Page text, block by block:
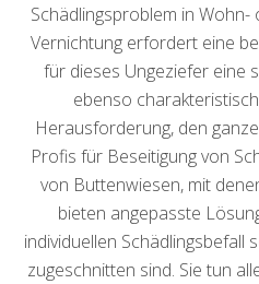
Schädlingsproblem in
Vernichtung erfordert eine
für dieses Ungeziefer eine
ebenso
Herausforderung, den
Profis für Beseitigung von
von Buttenwiesen, mit
bieten angepasste
individuellen Schädlingsbefall
zugeschnitten sind. Sie tun